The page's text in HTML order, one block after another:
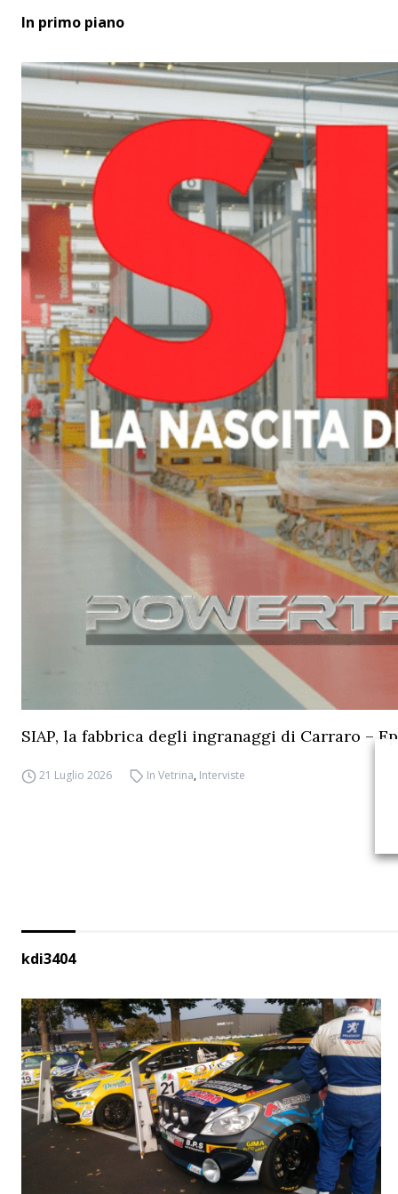
In primo piano
SIAP, la fabbrica degli ingranaggi di Carraro –
21 Luglio 2026 In Vetrina, Interviste
kdi3404